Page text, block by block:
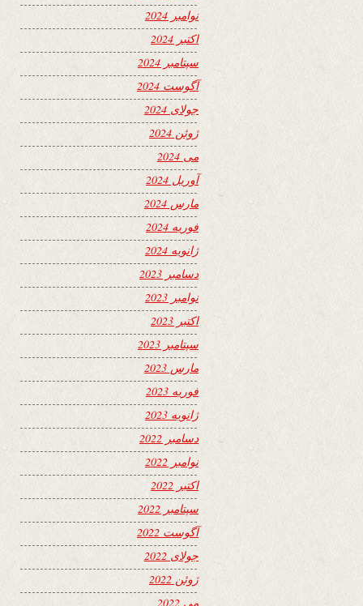
نوامبر 2024
اکتبر 2024
سپتامبر 2024
آگوست 2024
جولای 2024
ژوئن 2024
می 2024
آوریل 2024
مارس 2024
فوریه 2024
ژانویه 2024
دسامبر 2023
نوامبر 2023
اکتبر 2023
سپتامبر 2023
مارس 2023
فوریه 2023
ژانویه 2023
دسامبر 2022
نوامبر 2022
اکتبر 2022
سپتامبر 2022
آگوست 2022
جولای 2022
ژوئن 2022
می 2022